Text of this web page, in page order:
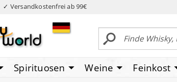
✓ Versandkostenfrei ab 99€
Spirituosen Weine Feinkost